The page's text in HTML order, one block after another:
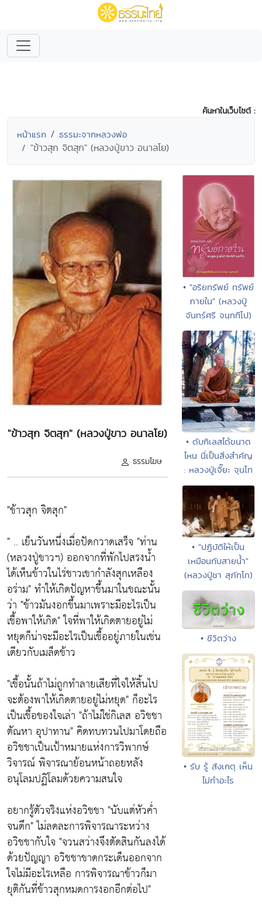
ค้นหาในเว็บไซต์ :
หน้าแรก ธรรมะจากหลวงพ่อ
"ข้าวสุก จิตสุก" (หลวงปู่ขาว อนาลโย)
"ข้าวสุก จิตสุก" (หลวงปู่ขาว อนาลโย)
ธรรมโฆษ
"ข้าวสุก จิตสุก"
" .. เย็นวันหนึ่งเมื่อปัดกวาดเสร็จ "ท่าน
(หลวงปู่ขาวฯ) ออกจากที่พักไปสรงน้ำ
ได้เห็นข้าวในไร่ชาวเขากำลังสุกเหลือง
อร่าม" ทำให้เกิดปัญหาขึ้นมาในขณะนั้น
ว่า "ข้าวมันงอกขึ้นมาเพราะมีอะไรเป็น
เชื้อพาให้เกิด" ใจที่พาให้เกิดตายอยู่ไม่
หยุดก็น่าจะมีอะไรเป็นเชื้ออยู่ภายในเช่น
เดียวกับเมล็ดข้าว
"เชื้อนั้นถ้าไม่ถูกทำลายเสียที่ใจให้สิ้นไป
จะต้องพาให้เกิดตายอยู่ไม่หยุด" ก็อะไร
เป็นเชื้อของใจเล่า "ถ้าไม่ใช่กิเลส อวิชชา
ตัณหา อุปาทาน" คิดทบทวนไปมาโดยถือ
อวิชชาเป็นเป้าหมายแห่งการวิพากษ์
วิจารณ์ พิจารณาย้อนหน้าถอยหลัง
อนุโลมปฏิโลมด้วยความสนใจ
อยากรู้ตัวจริงแห่งอวิชชา "นับแต่หัวค่ำ
จนดึก" ไม่ลดละการพิจารณาระหว่าง
อวิชชากับใจ "จวนสว่างจึงตัดสินกันลงได้
ด้วยปัญญา อวิชชาขาดกระเด็นออกจาก
ใจไม่มีอะไรเหลือ การพิจารณาข้าวก็มา
ยุติกันที่ข้าวสุกหมดการงอกอีกต่อไป"
• "อริยทรัพย์ ทรัพย์
ภายใน" (หลวงปู่
จันทร์ศรี จนฺททีโป)
• ดับกิเลสได้ขนาด
ไหน นี่เป็นสิ่งสำคัญ
: หลวงปู่เจี๊ยะ จุนโท
• "ปฏิบัติให้เป็น
เหมือนกับสายน้ำ"
(หลวงปู่ชา สุภัทฺโท)
• ชีวิตว่าง
• รับ รู้ สังเกตุ เห็น
ไม่ทำอะไร